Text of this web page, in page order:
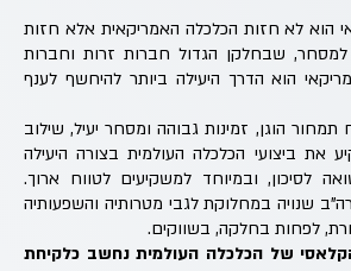
הוא לא חזות הכלכלה האמריקאית אלא חזות
שבחלקן הגדול חברות זרות וחברות
הוא הדרך היעילה ביותר להיחשף לענף
הוגן, זמינות גבוהה ומסחר יעיל, שילוב
ביצועי הכלכלה העולמית בצורה היעילה
לסיכון, ובמיוחד למשקיעים לטווח ארוך.
שנויה במחלוקת לגבי מטרותיה והשפעותיה
לפחות בחלקה, בשווקים.
של הכלכלה העולמית נחשב כלקיחת